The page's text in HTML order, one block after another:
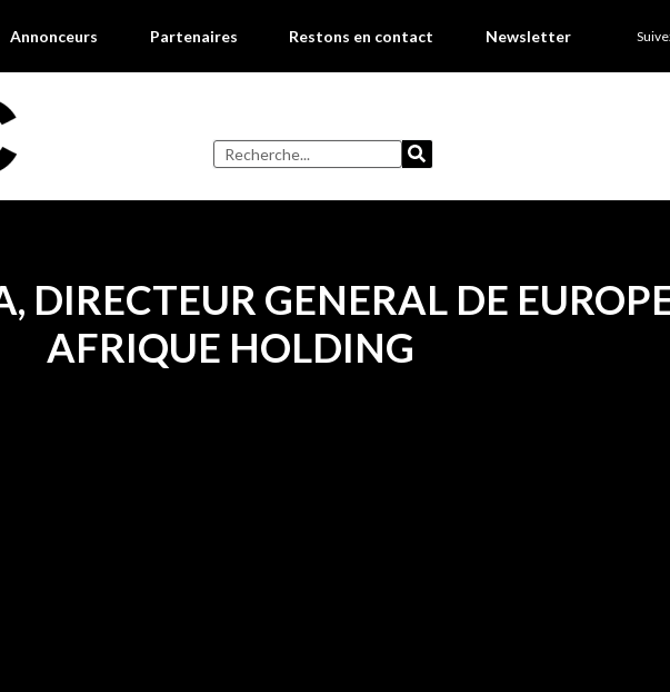
Annonceurs Partenaires Restons en contact Newsletter
DIRECTEUR GENERAL DE
AFRIQUE HOLDING